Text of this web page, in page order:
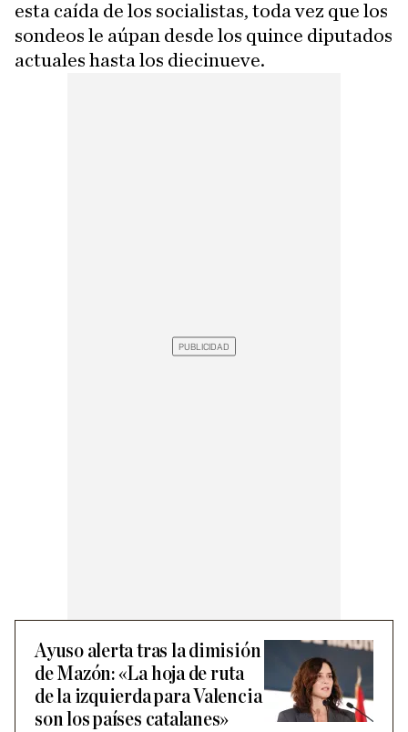
esta caída de los socialistas, toda vez que los
sondeos le aúpan desde los quince diputados
actuales hasta los diecinueve.
Ayuso alerta tras la dimisión
de Mazón: «La hoja de ruta
de la izquierda para Valencia
son los países catalanes»